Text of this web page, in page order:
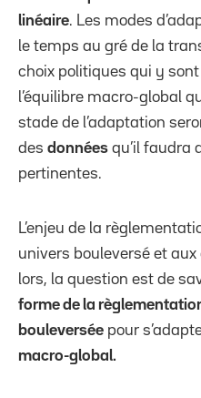
linéaire. Les modes
le temps au gré de la
choix politiques qui y
l’équilibre macro-global
stade de l’adaptation
des données qu’il faudra
pertinentes.
L’enjeu de la
univers bouleversé et
lors, la question est de
forme de la
bouleversée pour
macro-global.